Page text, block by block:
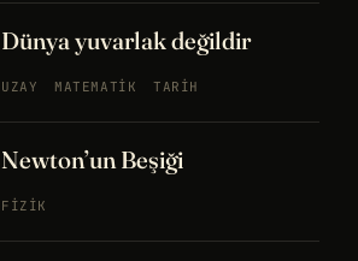
Dünya yuvarlak değildir
UZAY MATEMATIK TARIH
Newton’un Beşiği
FIZIK